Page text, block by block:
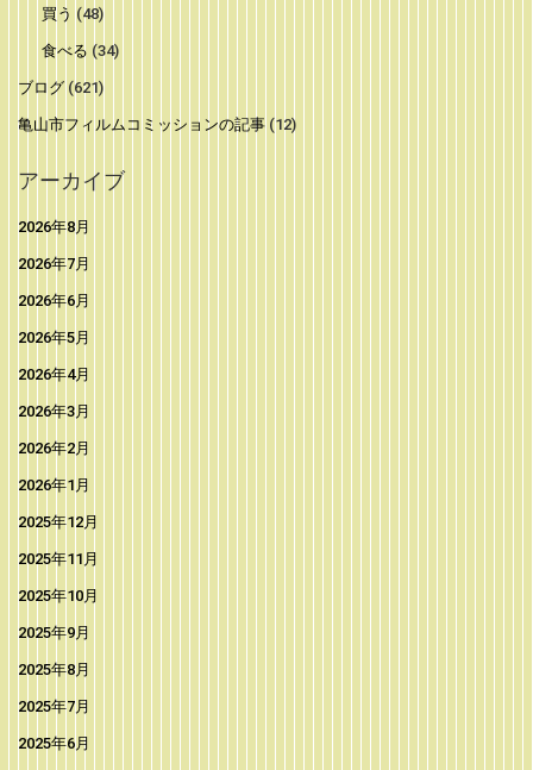
買う (48)
食べる (34)
ブログ (621)
亀山市フィルムコミッションの記事 (12)
アーカイブ
2026年8月
2026年7月
2026年6月
2026年5月
2026年4月
2026年3月
2026年2月
2026年1月
2025年12月
2025年11月
2025年10月
2025年9月
2025年8月
2025年7月
2025年6月